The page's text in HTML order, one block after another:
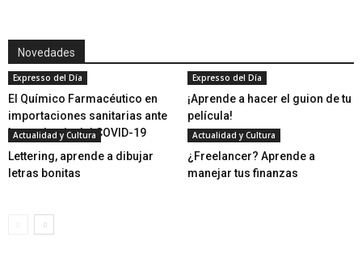
Novedades
Expresso del Día
El Químico Farmacéutico en
importaciones sanitarias ante
la pandemia del COVID-19
Expresso del Día
¡Aprende a hacer el guion de tu
película!
Actualidad y Cultura
Lettering, aprende a dibujar
letras bonitas
Actualidad y Cultura
¿Freelancer? Aprende a
manejar tus finanzas